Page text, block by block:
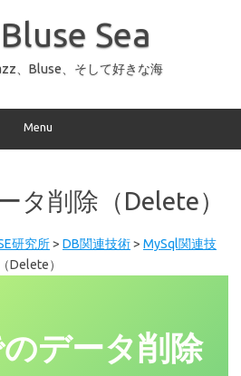
Sea
、Bluse、そして好きな海
Menu
タ削除（Delete）
研究所> DB関連技術> MySql関連技
Delete）
データ削除